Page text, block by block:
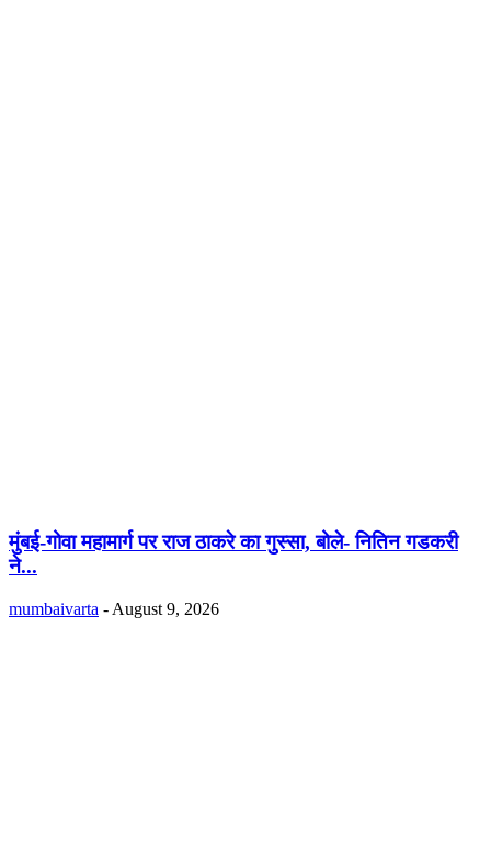
मुंबई-गोवा महामार्ग पर राज ठाकरे का गुस्सा, बोले- नितिन गडकरी
ने...
mumbaivarta - August 9, 2026